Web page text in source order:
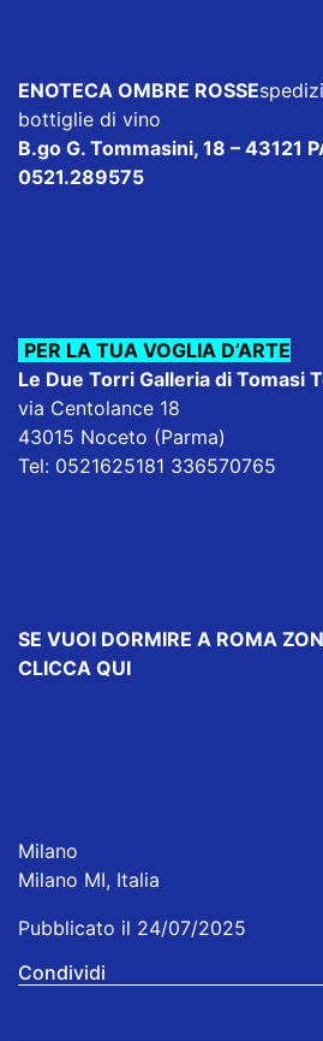
ENOTECA OMBRE ROSSE
bottiglie di vino
B.go G. Tommasini, 18 – 43121
0521.289575
PER LA TUA VOGLIA D’ARTE
Le Due Torri Galleria di Tomasi
via Centolance 18
43015 Noceto (Parma)
Tel: 0521625181 336570765
SE VUOI DORMIRE A ROMA
CLICCA QUI
Milano
Milano MI, Italia
Pubblicato il 24/07/2025
Condividi